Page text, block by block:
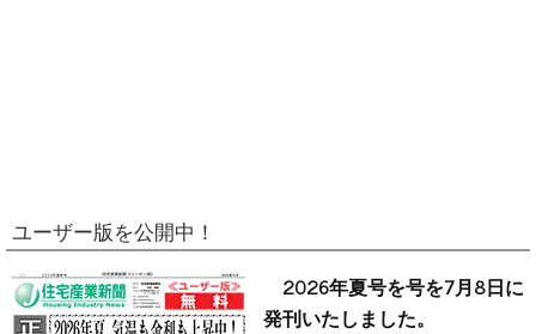
ユーザー版を公開中！
2026年夏号を号を7月8日に
発刊いたしました。